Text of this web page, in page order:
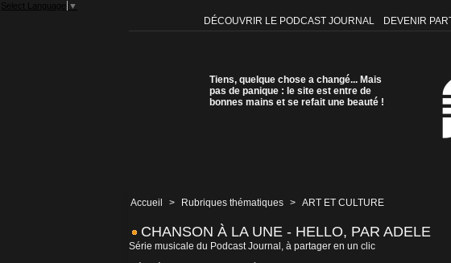
Select Language ▼
DÉCOUVRIR LE PODCAST JOURNAL DEVENIR
Tiens, quelque chose a changé... Mais
pas de panique : le site est entre de
bonnes mains et se refait une beauté !
Accueil > Rubriques thématiques > ART ET CULTURE
CHANSON À LA UNE - HELLO, PAR ADELE
Série musicale du Podcast Journal, à partager en un clic